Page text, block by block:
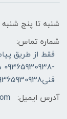
شنبه تا پنج شنبه 9:00 الی 19:00
شماره تماس:
فقط از طریق
فنی09365930938
آدرس ایمیل: